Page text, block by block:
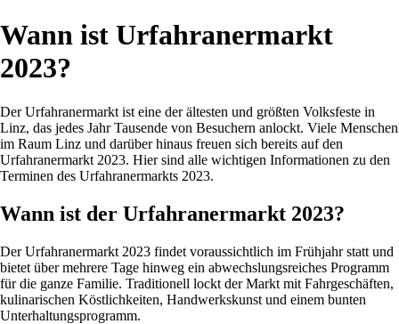
Wann ist Urfahranermarkt
2023?
Der Urfahranermarkt ist eine der ältesten und größten Volksfeste in
Linz, das jedes Jahr Tausende von Besuchern anlockt. Viele Menschen
im Raum Linz und darüber hinaus freuen sich bereits auf den
Urfahranermarkt 2023. Hier sind alle wichtigen Informationen zu den
Terminen des Urfahranermarkts 2023.
Wann ist der Urfahranermarkt 2023?
Der Urfahranermarkt 2023 findet voraussichtlich im Frühjahr statt und
bietet über mehrere Tage hinweg ein abwechslungsreiches Programm
für die ganze Familie. Traditionell lockt der Markt mit Fahrgeschäften,
kulinarischen Köstlichkeiten, Handwerkskunst und einem bunten
Unterhaltungsprogramm.